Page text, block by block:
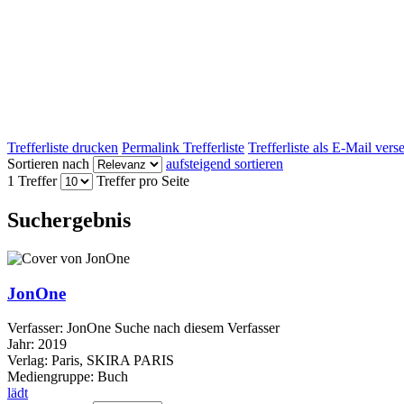
Trefferliste drucken Permalink Trefferliste Trefferliste als E-Mail
Sortieren nach
aufsteigend sortieren
1 Treffer
Treffer pro Seite
Suchergebnis
JonOne
Verfasser: JonOne Suche nach diesem Verfasser
Jahr: 2019
Verlag: Paris, SKIRA PARIS
Mediengruppe: Buch
lädt